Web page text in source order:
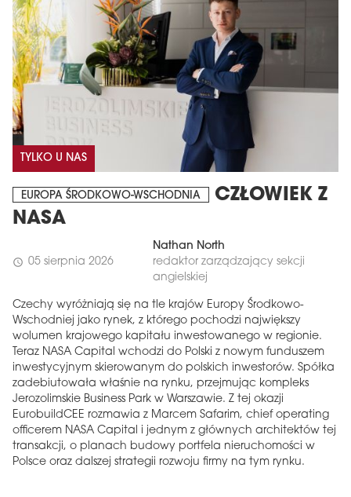
TYLKO U NAS
EUROPA ŚRODKOWO-WSCHODNIA
CZŁOWIEK Z
NASA
schedule 05 sierpnia 2026
Nathan North
redaktor zarządzający sekcji
angielskiej
Czechy wyróżniają się na tle krajów Europy Środkowo-
Wschodniej jako rynek, z którego pochodzi największy
wolumen krajowego kapitału inwestowanego w regionie.
Teraz NASA Capital wchodzi do Polski z nowym funduszem
inwestycyjnym skierowanym do polskich inwestorów. Spółka
zadebiutowała właśnie na rynku, przejmując kompleks
Jerozolimskie Business Park w Warszawie. Z tej okazji
EurobuildCEE rozmawia z Marcem Safarim, chief operating
officerem NASA Capital i jednym z głównych architektów tej
transakcji, o planach budowy portfela nieruchomości w
Polsce oraz dalszej strategii rozwoju firmy na tym rynku.